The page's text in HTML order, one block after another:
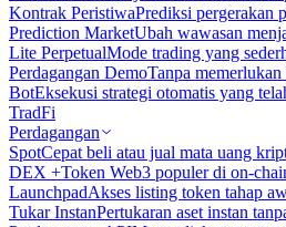
Kontrak PeristiwaPrediksi pergerakan
Prediction MarketUbah wawasan
Lite PerpetualMode trading yang
Perdagangan DemoTanpa
BotEksekusi strategi otomatis yang
TradFi
Perdagangan
SpotCepat beli atau jual mata uang
DEX +Token Web3 populer di on-
LaunchpadAkses listing token tahap
Tukar InstanPertukaran aset instan